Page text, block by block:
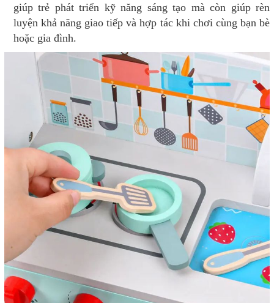
giúp trẻ phát triển kỹ năng sáng tạo mà còn giúp rèn
luyện khả năng giao tiếp và hợp tác khi chơi cùng bạn bè
hoặc gia đình.